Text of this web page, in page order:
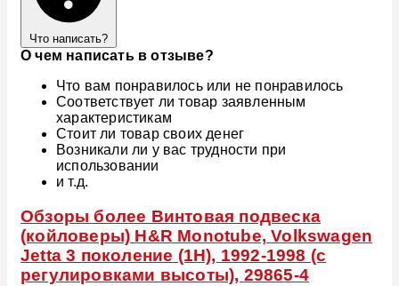
Что написать?
О чем написать в отзыве?
Что вам понравилось или не понравилось
Соответствует ли товар заявленным
характеристикам
Стоит ли товар своих денег
Возникали ли у вас трудности при
использовании
и т.д.
Обзоры более Винтовая подвеска
(койловеры) H&R Monotube, Volkswagen
Jetta 3 поколение (1H), 1992-1998 (с
регулировками высоты), 29865-4